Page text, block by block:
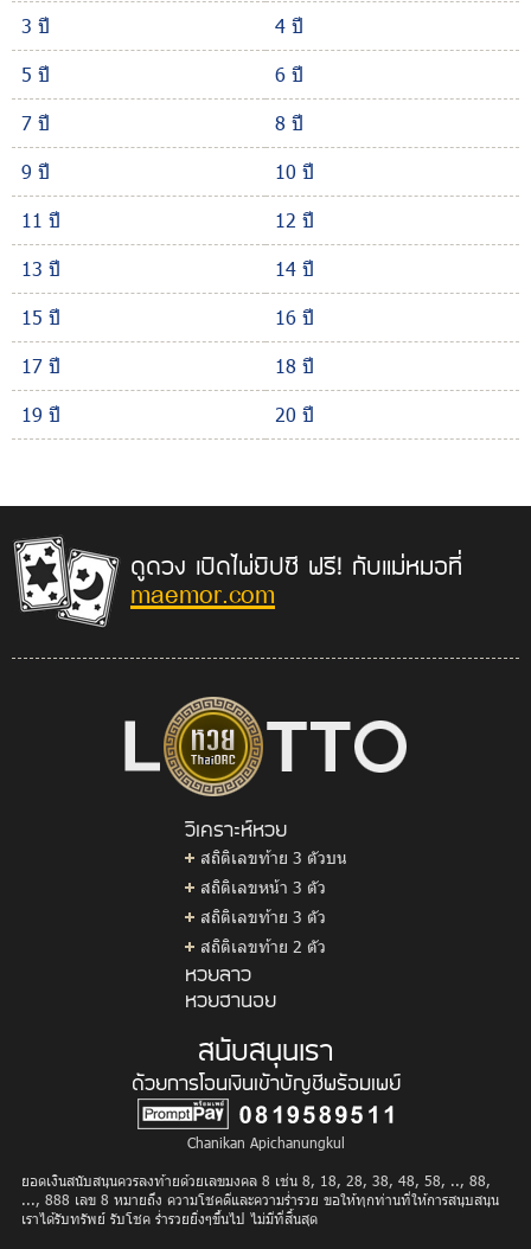
3 ปี
4 ปี
5 ปี
6 ปี
7 ปี
8 ปี
9 ปี
10 ปี
11 ปี
12 ปี
13 ปี
14 ปี
15 ปี
16 ปี
17 ปี
18 ปี
19 ปี
20 ปี
ดูดวง เปิดไพ่ยิปซี ฟรี! กับแม่หมอที่
maemor.com
วิเคราะห์หวย
สถิติเลขท้าย 3 ตัวบน
สถิติเลขหน้า 3 ตัว
สถิติเลขท้าย 3 ตัว
สถิติเลขท้าย 2 ตัว
หวยลาว
หวยฮานอย
สนับสนุนเรา
ด้วยการโอนเงินเข้าบัญชีพร้อมเพย์
Chanikan Apichanungkul
ยอดเงินสนับสนุนควรลงท้ายด้วยเลขมงคล 8 เช่น 8, 18, 28, 38, 48, 58, .., 88,
..., 888 เลข 8 หมายถึง ความโชคดีและความร่ำรวย ขอให้ทุกท่านที่ให้การสนุบสนุน
เราได้รับทรัพย์ รับโชค ร่ำรวยยิ่งๆขึ้นไป ไม่มีที่สิ้นสุด